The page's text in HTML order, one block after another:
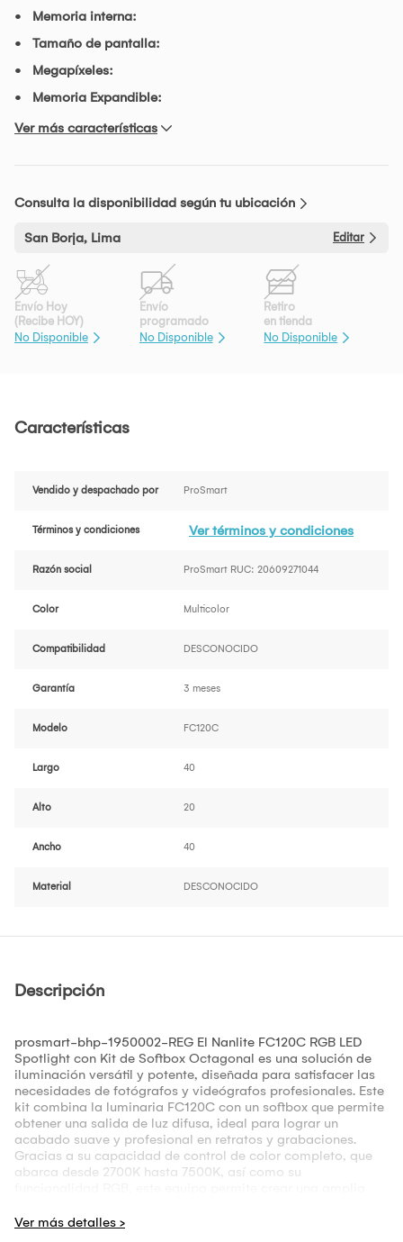
Memoria interna:
Tamaño de pantalla:
Megapíxeles:
Memoria Expandible:
Ver más características
Consulta la disponibilidad según tu ubicación
San Borja, Lima Editar
Envío Hoy
(Recibe HOY)
No Disponible
Envío
programado
No Disponible
Retiro
en tienda
No Disponible
Características
Vendido y despachado por ProSmart
Términos y condiciones Ver términos y condiciones
Razón social ProSmart RUC: 20609271044
Color Multicolor
Compatibilidad DESCONOCIDO
Garantía 3 meses
Modelo FC120C
Largo 40
Alto 20
Ancho 40
Material DESCONOCIDO
Descripción
prosmart-bhp-1950002-REG El Nanlite FC120C RGB LED
Spotlight con Kit de Softbox Octagonal es una solución de
iluminación versátil y potente, diseñada para satisfacer las
necesidades de fotógrafos y videógrafos profesionales. Este
kit combina la luminaria FC120C con un softbox que permite
obtener una salida de luz difusa, ideal para lograr un
acabado suave y profesional en retratos y grabaciones.
Gracias a su capacidad de control de color completo, que
abarca desde 2700K hasta 7500K, así como su
diversas situaciones creativas. Entre sus características